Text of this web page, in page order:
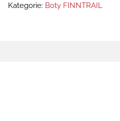
Kategorie: Boty FINNTRAIL